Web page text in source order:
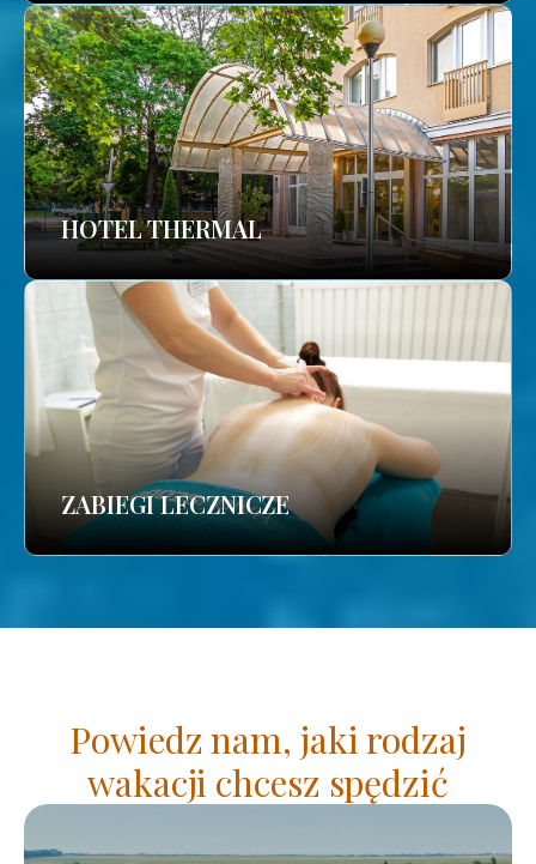
HOTEL THERMAL
ZABIEGI LECZNICZE
Powiedz nam, jaki rodzaj
wakacji chcesz spędzić